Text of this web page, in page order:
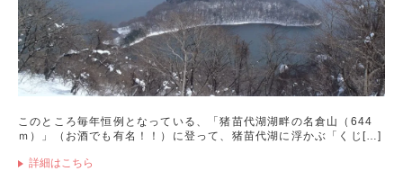
このところ毎年恒例となっている、「猪苗代湖湖畔の名倉山（644
ｍ）」（お酒でも有名！！）に登って、猪苗代湖に浮かぶ「くじ[…]
詳細はこちら